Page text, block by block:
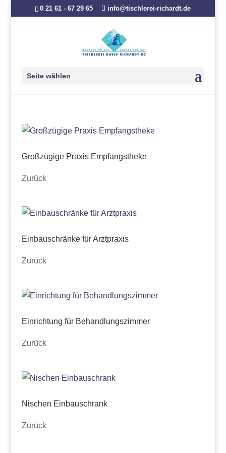
0 21 61 - 67 29 65 info@tischlerei-richardt.de
Seite wählen
Großzügige Praxis Empfangstheke
Zurück
Einbauschränke für Arztpraxis
Zurück
Einrichtung für Behandlungszimmer
Zurück
Nischen Einbauschrank
Zurück